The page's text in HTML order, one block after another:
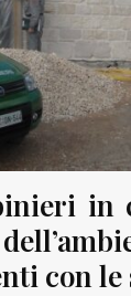
in
con le